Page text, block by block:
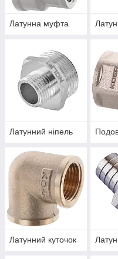
Латунна муфта
Латунний ніпель
Латунний куточок